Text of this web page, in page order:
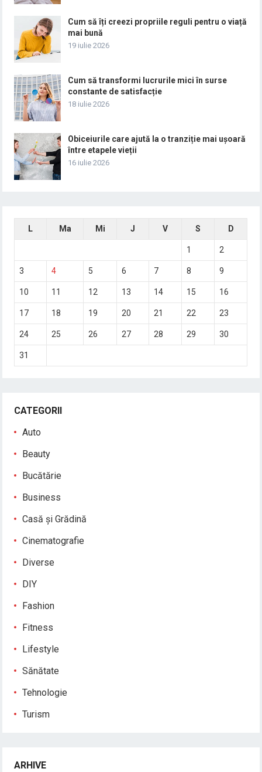
Cum să îți creezi propriile reguli pentru o viață
mai bună
19 iulie 2026
Cum să transformi lucrurile mici în surse
constante de satisfacție
18 iulie 2026
Obiceiurile care ajută la o tranziție mai ușoară
între etapele vieții
16 iulie 2026
L Ma Mi J V S D
1 2
3 4 5 6 7 8 9
10 11 12 13 14 15 16
17 18 19 20 21 22 23
24 25 26 27 28 29 30
31
CATEGORII
Auto
Beauty
Bucătărie
Business
Casă și Grădină
Cinematografie
Diverse
DIY
Fashion
Fitness
Lifestyle
Sănătate
Tehnologie
Turism
ARHIVE